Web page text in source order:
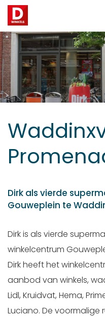
Dirk als vierde
Gouweplein te
Dirk is als vierde
winkelcentrum
Dirk heeft het
aanbod van winkels,
Lidl, Kruidvat, Hema,
Luciano. De voormalige